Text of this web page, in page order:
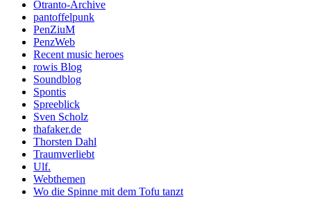
Otranto-Archive
pantoffelpunk
PenZiuM
PenzWeb
Recent music heroes
rowis Blog
Soundblog
Spontis
Spreeblick
Sven Scholz
thafaker.de
Thorsten Dahl
Traumverliebt
Ulf.
Webthemen
Wo die Spinne mit dem Tofu tanzt